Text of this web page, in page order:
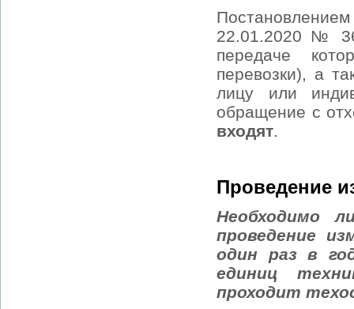
22.01.2020 №
передаче
перевозки), а
лицу или
обращение с
входят.
Проведение
Необходимо
проведение
один раз в
единиц
проходит